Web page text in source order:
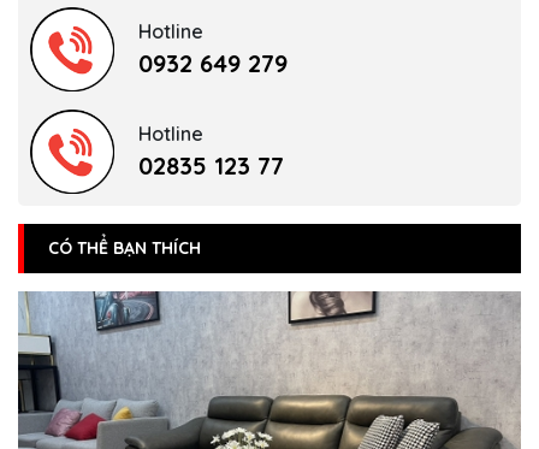
Hotline
0932 649 279
Hotline
02835 123 77
CÓ THỂ BẠN THÍCH